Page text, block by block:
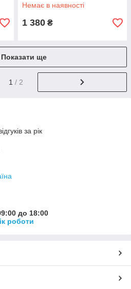
Немає в наявності
1 380 ₴
Показати ще
1 / 2
за рік
до 18:00
роботи